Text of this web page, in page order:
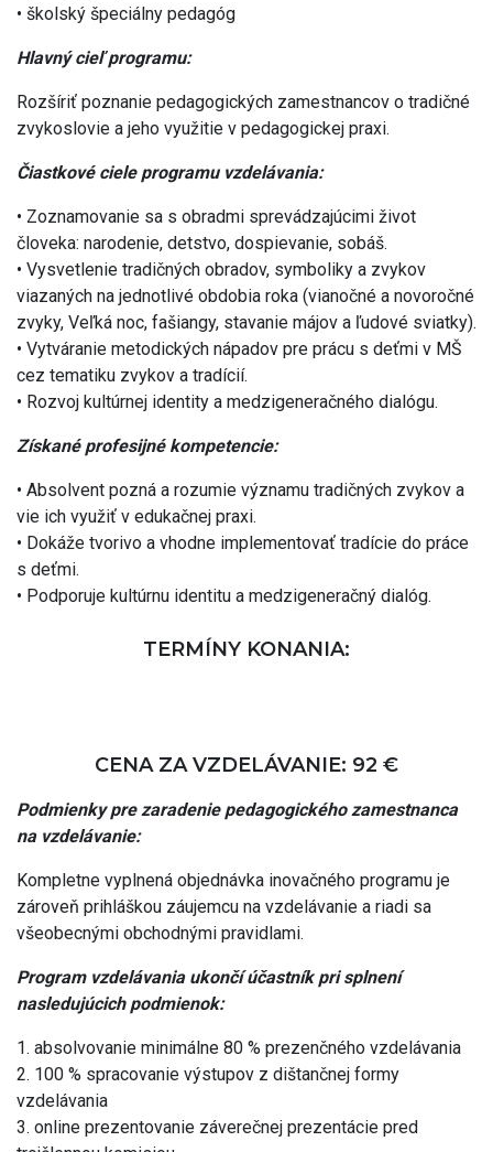
• školský špeciálny pedagóg
Hlavný cieľ programu:
Rozšíriť poznanie pedagogických zamestnancov o tradičné
zvykoslovie a jeho využitie v pedagogickej praxi.
Čiastkové ciele programu vzdelávania:
• Zoznamovanie sa s obradmi sprevádzajúcimi život
človeka: narodenie, detstvo, dospievanie, sobáš.
• Vysvetlenie tradičných obradov, symboliky a zvykov
viazaných na jednotlivé obdobia roka (vianočné a novoročné
zvyky, Veľká noc, fašiangy, stavanie májov a ľudové sviatky).
• Vytváranie metodických nápadov pre prácu s deťmi v MŠ
cez tematiku zvykov a tradícií.
• Rozvoj kultúrnej identity a medzigeneračného dialógu.
Získané profesijné kompetencie:
• Absolvent pozná a rozumie významu tradičných zvykov a
vie ich využiť v edukačnej praxi.
• Dokáže tvorivo a vhodne implementovať tradície do práce
s deťmi.
• Podporuje kultúrnu identitu a medzigeneračný dialóg.
TERMÍNY KONANIA:
CENA ZA VZDELÁVANIE: 92 €
Podmienky pre zaradenie pedagogického zamestnanca
na vzdelávanie:
Kompletne vyplnená objednávka inovačného programu je
zároveň prihláškou záujemcu na vzdelávanie a riadi sa
všeobecnými obchodnými pravidlami.
Program vzdelávania ukončí účastník pri splnení
nasledujúcich podmienok:
1. absolvovanie minimálne 80 % prezenčného vzdelávania
2. 100 % spracovanie výstupov z dištančnej formy
vzdelávania
3. online prezentovanie záverečnej prezentácie pred